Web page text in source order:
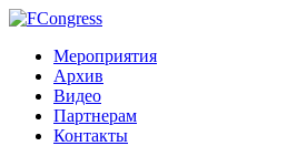
Мероприятия
Архив
Видео
Партнерам
Контакты